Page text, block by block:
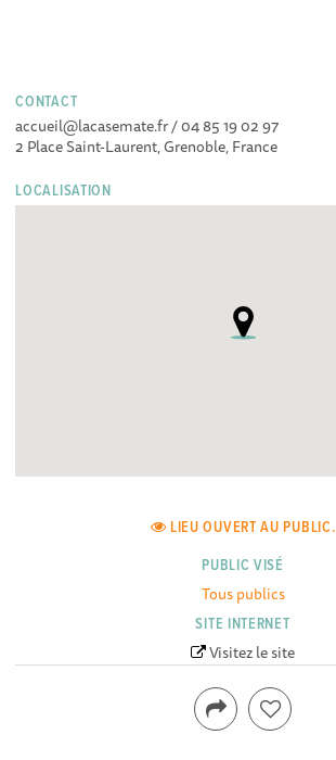
CONTACT
accueil@lacasemate.fr / 04 85 19 02 97
2 Place Saint-Laurent, Grenoble, France
LOCALISATION
LIEU OUVERT AU PUBLIC.
PUBLIC VISÉ
Tous publics
SITE INTERNET
Visitez le site